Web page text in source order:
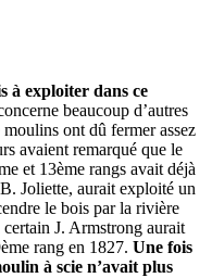
à exploiter dans ce
beaucoup d’autres
ont dû fermer assez
avaient remarqué que le
et 13ème rangs avait déjà
Joliette, aurait exploité un
le bois par la rivière
J. Armstrong aurait
rang en 1827. Une fois
à scie n’avait plus